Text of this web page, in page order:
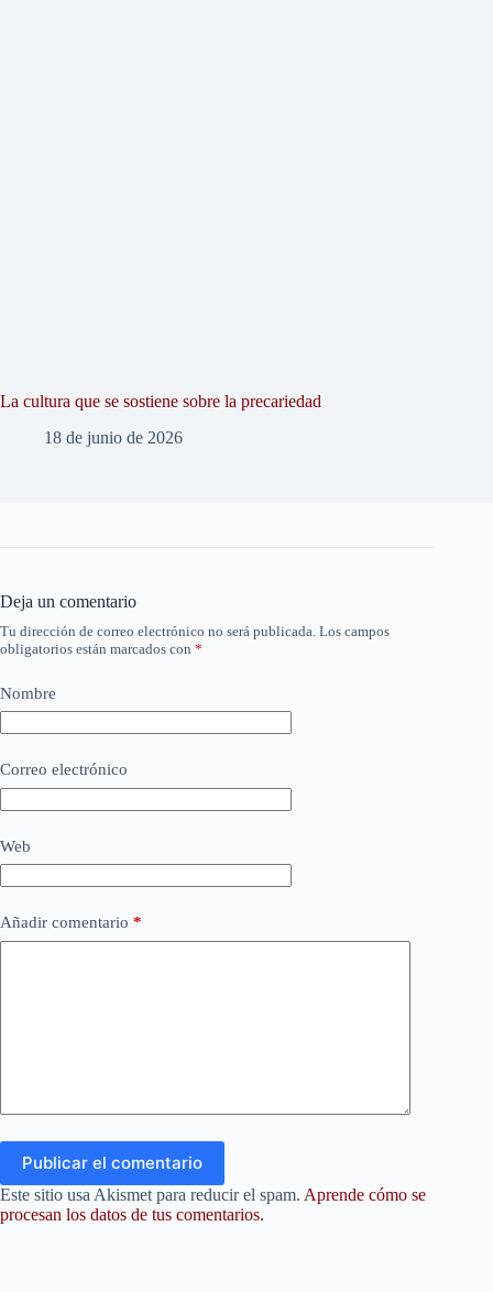
La cultura que se sostiene sobre la precariedad
18 de junio de 2026
Deja un comentario
Tu dirección de correo electrónico no será publicada. Los campos
obligatorios están marcados con *
Nombre
Correo electrónico
Web
Añadir comentario *
Publicar el comentario
Este sitio usa Akismet para reducir el spam. Aprende cómo se
procesan los datos de tus comentarios.